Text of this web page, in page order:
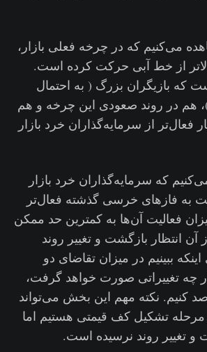
می‌کنیم که در چرخه فعلی بازار،
از خط آبی حرکت کرده است.
که بازیگران بزرگ ( به احتمال
هم در روند صعودی این چرخه و هم
فعال‌تر از سرمایه‌گذاران خرد بازار
که سرمایه‌گذاران خرد بازار
به فازهای خرسی گذشته فعال‌تر
فعالیت آن‌ها به کمترین حد ممکن
انتظار بازگشت و تغییر روند
ببینیم در میزان تقاضای دو
چه تغییراتی صورت خواهد گرفت،
رصد کنیم. نکته مهم این بخش می‌تواند
مرحله تشکیل کف قیمتی هستیم اما
و تغییر روند نرسیده است‌.